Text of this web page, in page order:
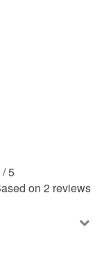
/5
on 2 reviews